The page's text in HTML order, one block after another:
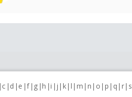
c d e f g h i j k l m n o p q r s